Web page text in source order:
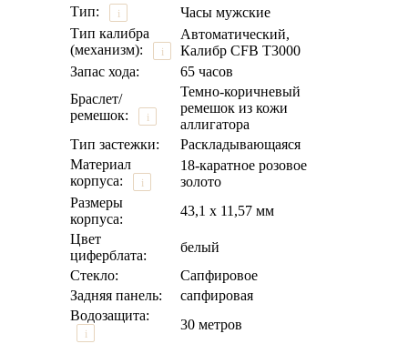
Тип:
i
Часы мужские
Тип калибра
(механизм):
i
Автоматический,
Калибр CFB T3000
Запас хода:
65 часов
Браслет/
ремешок:
i
Темно-коричневый
ремешок из кожи
аллигатора
Тип застежки:
Раскладывающаяся
Материал
корпуса:
i
18-каратное розовое
золото
Размеры
корпуса:
43,1 х 11,57 мм
Цвет
циферблата:
белый
Стекло:
Сапфировое
Задняя панель:
сапфировая
Водозащита:
i
30 метров